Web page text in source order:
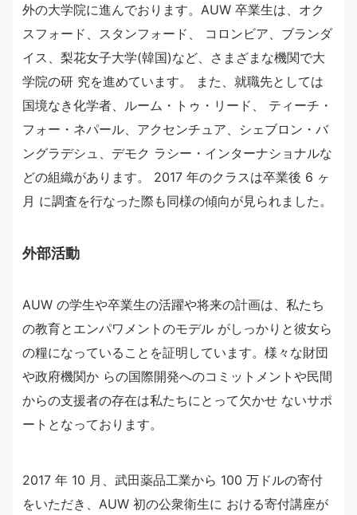
外の大学院に進んでおります。AUW 卒業生は、オク
スフォード、スタンフォード、 コロンビア、ブランダ
イス、梨花女子大学(韓国)など、さまざまな機関で大
学院の研 究を進めています。 また、就職先としては
国境なき化学者、ルーム・トゥ・リード、 ティーチ・
フォー・ネパール、アクセンチュア、シェブロン・バ
ングラデシュ、デモク ラシー・インターナショナルな
どの組織があります。 2017 年のクラスは卒業後 6 ヶ
月 に調査を行なった際も同様の傾向が見られました。
外部活動
AUW の学生や卒業生の活躍や将来の計画は、私たち
の教育とエンパワメントのモデル がしっかりと彼女ら
の糧になっていることを証明しています。様々な財団
や政府機関か らの国際開発へのコミットメントや民間
からの支援者の存在は私たちにとって欠かせ ないサポ
ートとなっております。
2017 年 10 月、武田薬品工業から 100 万ドルの寄付
をいただき、AUW 初の公衆衛生に おける寄付講座が